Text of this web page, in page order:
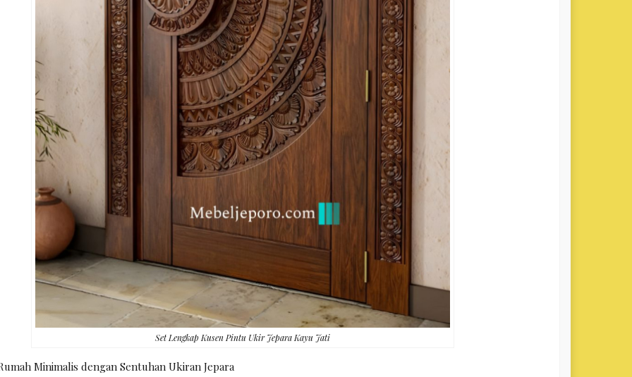
Set Lengkap Kusen Pintu Ukir Jepara Kayu Jati
Minimalis dengan Sentuhan Ukiran Jepara